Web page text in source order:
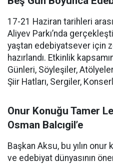
17-21 Haziran tarihleri
Aliyev Parkı’nda
yaştan edebiyatsever için
hazırlandı. Etkinlik
Günleri, Söyleşiler,
Şiir Hatları, Sergiler,
Onur Konuğu Tamer
Osman Balcıgil’e
Başkan Aksu, bu yılın
ve edebiyat dünyasının